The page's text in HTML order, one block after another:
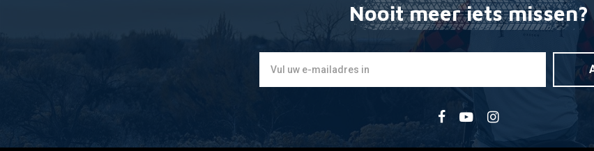
Nooit meer iets missen?